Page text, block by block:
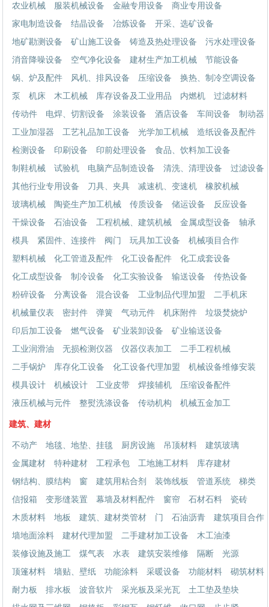
农业机械 服装机械设备 金融专用设备
商业专用设备
家电制造设备
结晶设备 冶炼设备
开采、选矿设备
地矿勘测设备
矿山施工设备 铸造及热处理设备
污水处理设备
消音降噪设备
空气净化设备 建材生产加工机械
节能设备
锅、炉及配件
风机、排风设备 压缩设备
换热、制冷空调设备
泵
机床 木工机械 库存设备及工业用品 内燃机
过滤材料
传动件
电焊、切割设备 涂装设备 酒店设备 车间设备
制动器
工业加湿器
工艺礼品加工设备 光学加工机械
造纸设备及配件
检测设备
印刷设备 印前处理设备
食品、饮料加工设备
制鞋机械
试验机 电脑产品制造设备 清洗、清理设备
过滤设备
其他行业专用设备
刀具、夹具 减速机、变速机
橡胶机械
玻璃机械
陶瓷生产加工机械 传质设备 储运设备
反应设备
干燥设备
石油设备 工程机械、建筑机械 金属成型设备
轴承
模具
紧固件、连接件 阀门 玩具加工设备
机械项目合作
塑料机械
化工管道及配件 化工设备配件
化工成套设备
化工成型设备
制冷设备 化工实验设备 输送设备
传热设备
粉碎设备
分离设备 混合设备 工业制品代理加盟
二手机床
机械量仪表
密封件 弹簧 气动元件 机床附件
垃圾焚烧炉
印后加工设备
燃气设备 矿业装卸设备
矿业输送设备
工业润滑油
无损检测仪器 仪器仪表加工
二手工程机械
二手锅炉
库存化工设备 化工设备代理加盟
机械设备维修安装
模具设计
机械设计 工业皮带 焊接辅机
压缩设备配件
液压机械与元件
整熨洗涤设备 传动机构 机械五金加工
建筑、建材
不动产 地毯、地垫、挂毯 厨房设施 吊顶材料
建筑玻璃
金属建材
特种建材 工程承包 工地施工材料
库存建材
钢结构、膜结构
窗 建筑用粘合剂 装饰线板 管道系统
梯类
信报箱
变形缝装置 幕墙及材料配件 窗帘 石材石料
瓷砖
木质材料
地板 建筑、建材类管材 门 石油沥青
建筑项目合作
墙地面涂料
建材代理加盟 二手建材加工设备
木工油漆
装修设施及施工
煤气表 水表 建筑安装维修 隔断
光源
顶篷材料
墙贴、壁纸 功能涂料 采暖设备 功能材料
砌筑材料
耐力板
排水板 波音软片 采光板及采光瓦
土工垫及垫块